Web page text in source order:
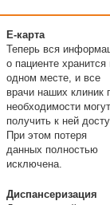
E-карта
Теперь вся
о пациенте хранится
одном месте, и все
врачи наших клиник
необходимости могут
получить к ней
При этом потеря
данных полностью
исключена.
Диспансеризация